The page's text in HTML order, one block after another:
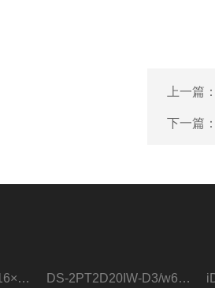
上一篇
下一篇
DS-8864N-R16/4K-16×4T/希捷16盘位录像机 DS-2PT2D20IW-D3/w64路高清硬盘录像机